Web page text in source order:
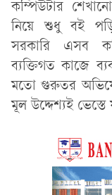
কম্পিউটার
নিয়ে শুধু বই
সরকারি এসব
ব্যক্তিগত কাজে
মতো গুরুতর
মূল উদ্দেশ্যই ভেস্তে